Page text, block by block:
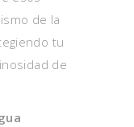
de la
tu
de